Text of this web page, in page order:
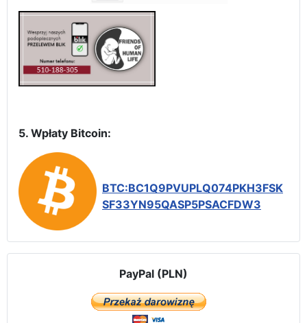
5. Wpłaty Bitcoin:
BTC:BC1Q9PVUPLQ074PKH3FSK
SF33YN95QASP5PSACFDW3
PayPal (PLN)